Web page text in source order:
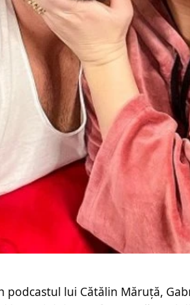
lui Cătălin Măruță,